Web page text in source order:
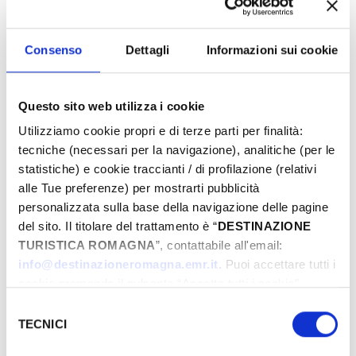
Consenso Dettagli Informazioni sui cookie
Questo sito web utilizza i cookie
Utilizziamo cookie propri e di terze parti per finalità:
tecniche (necessari per la navigazione), analitiche (per le
statistiche) e cookie traccianti / di profilazione (relativi
alle Tue preferenze) per mostrarti pubblicità
personalizzata sulla base della navigazione delle pagine
del sito. Il titolare del trattamento è “DESTINAZIONE
TURISTICA ROMAGNA”, contattabile all'email:
info@destinazioneromagna.emr.it. Puoi accettare tutti i
gestire le tue preferenze facendo clic su “Personalizza”.
Qualora acconsenti a tutti i cookie i Tuoi dati potranno
delTECNICI
Lun
Mar Mer Jeu Ven Sam
Dim
01
02 03 04 05 06
07
15
22
23 24 25 26 27
28
29
30 01 02 03 04
05
06
07 08 09 10 11
INFORMATIONS ­
Billetterie
0541 603050